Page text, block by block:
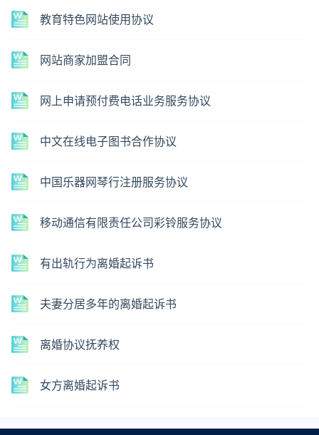
教育特色网站使用协议
网站商家加盟合同
网上申请预付费电话业务服务协议
中文在线电子图书合作协议
中国乐器网琴行注册服务协议
移动通信有限责任公司彩铃服务协议
有出轨行为离婚起诉书
夫妻分居多年的离婚起诉书
离婚协议抚养权
女方离婚起诉书